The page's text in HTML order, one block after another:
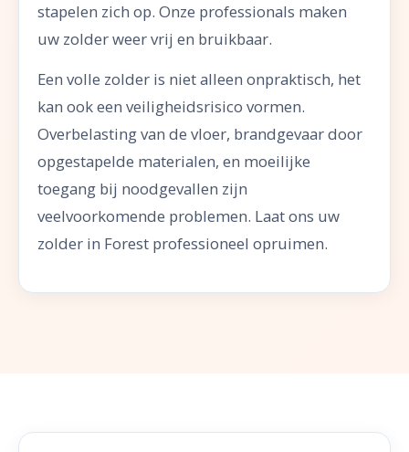
stapelen zich op. Onze professionals maken
uw zolder weer vrij en bruikbaar.
Een volle zolder is niet alleen onpraktisch, het
kan ook een veiligheidsrisico vormen.
Overbelasting van de vloer, brandgevaar door
opgestapelde materialen, en moeilijke
toegang bij noodgevallen zijn
veelvoorkomende problemen. Laat ons uw
zolder in Forest professioneel opruimen.